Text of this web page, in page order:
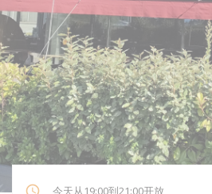
今天从19:00到21:00开放